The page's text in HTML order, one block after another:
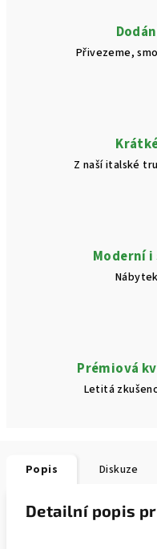
Přivezeme,
Z naší italské
Moderní
Prémiová
Letitá
Popis Diskuze
Detailní popis